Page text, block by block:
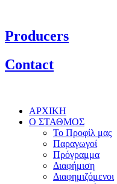
Producers
Contact
ΑΡΧΙΚΗ
Ο ΣΤΑΘΜΟΣ
Το Προφίλ μας
Παραγωγοί
Πρόγραμμα
Διαφήμιση
Διαφημιζόμενοι